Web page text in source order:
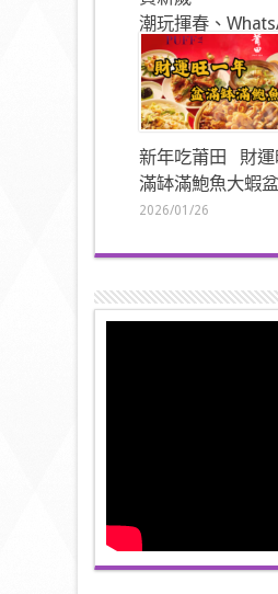
潮玩揮春、
同步登場
2026/01/27
新年吃莆田 財運
滿缽滿鮑魚大蝦
2026/01/26